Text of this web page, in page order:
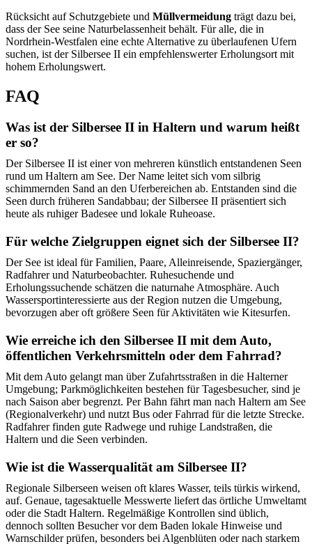
Rücksicht auf Schutzgebiete und Müllvermeidung trägt dazu bei,
dass der See seine Naturbelassenheit behält. Für alle, die in
Nordrhein-Westfalen eine echte Alternative zu überlaufenen Ufern
suchen, ist der Silbersee II ein empfehlenswerter Erholungsort mit
hohem Erholungswert.
FAQ
Was ist der Silbersee II in Haltern und warum heißt
er so?
Der Silbersee II ist einer von mehreren künstlich entstandenen Seen
rund um Haltern am See. Der Name leitet sich vom silbrig
schimmernden Sand an den Uferbereichen ab. Entstanden sind die
Seen durch früheren Sandabbau; der Silbersee II präsentiert sich
heute als ruhiger Badesee und lokale Ruheoase.
Für welche Zielgruppen eignet sich der Silbersee II?
Der See ist ideal für Familien, Paare, Alleinreisende, Spaziergänger,
Radfahrer und Naturbeobachter. Ruhesuchende und
Erholungssuchende schätzen die naturnahe Atmosphäre. Auch
Wassersportinteressierte aus der Region nutzen die Umgebung,
bevorzugen aber oft größere Seen für Aktivitäten wie Kitesurfen.
Wie erreiche ich den Silbersee II mit dem Auto,
öffentlichen Verkehrsmitteln oder dem Fahrrad?
Mit dem Auto gelangt man über Zufahrtsstraßen in die Halterner
Umgebung; Parkmöglichkeiten bestehen für Tagesbesucher, sind je
nach Saison aber begrenzt. Per Bahn fährt man nach Haltern am See
(Regionalverkehr) und nutzt Bus oder Fahrrad für die letzte Strecke.
Radfahrer finden gute Radwege und ruhige Landstraßen, die
Haltern und die Seen verbinden.
Wie ist die Wasserqualität am Silbersee II?
Regionale Silberseen weisen oft klares Wasser, teils türkis wirkend,
auf. Genaue, tagesaktuelle Messwerte liefert das örtliche Umweltamt
oder die Stadt Haltern. Regelmäßige Kontrollen sind üblich,
dennoch sollten Besucher vor dem Baden lokale Hinweise und
Warnschilder prüfen, besonders bei Algenblüten oder nach starkem